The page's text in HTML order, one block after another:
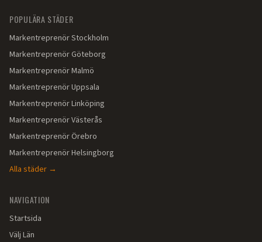
POPULÄRA STÄDER
MarkentreprenörStockholm
MarkentreprenörGöteborg
MarkentreprenörMalmö
MarkentreprenörUppsala
MarkentreprenörLinköping
MarkentreprenörVästerås
MarkentreprenörÖrebro
MarkentreprenörHelsingborg
Alla städer →
NAVIGATION
Startsida
Välj Län